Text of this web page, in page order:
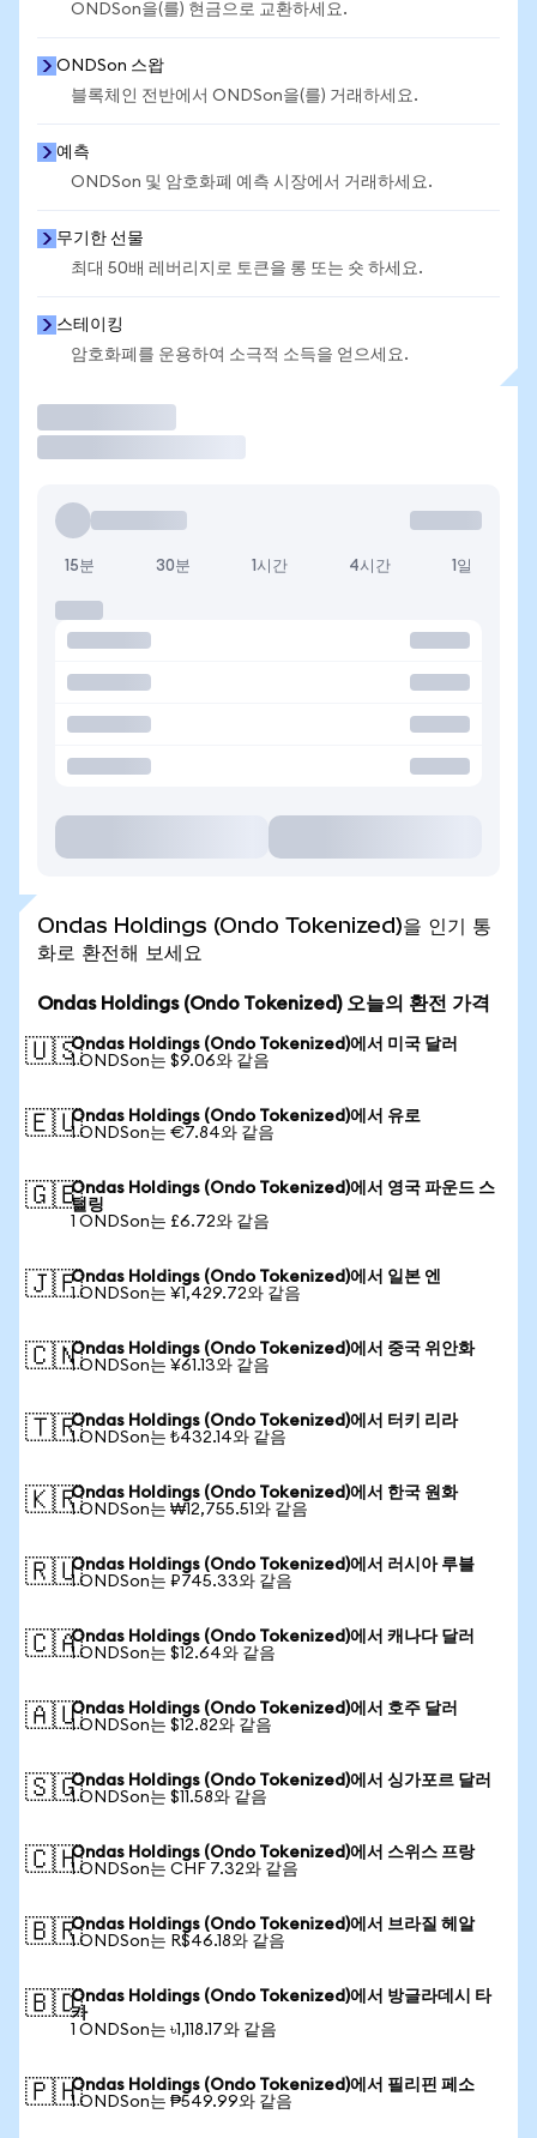
ONDSon을(를) 현금으로 교환하세요.
ONDSon 스왑
블록체인 전반에서 ONDSon을(를) 거래하세요.
예측
ONDSon 및 암호화폐 예측 시장에서 거래하세요.
무기한 선물
최대 50배 레버리지로 토큰을 롱 또는 숏 하세요.
스테이킹
암호화폐를 운용하여 소극적 소득을 얻으세요.
15분 30분 1시간 4시간 1일
Ondas Holdings (Ondo Tokenized)을 인기 통
화로 환전해 보세요
Ondas Holdings (Ondo Tokenized) 오늘의 환전 가격
🇺🇸Ondas Holdings (Ondo Tokenized)에서 미국 달러
1 ONDSon는 $9.06와 같음
🇪🇺Ondas Holdings (Ondo Tokenized)에서 유로
1 ONDSon는 €7.84와 같음
🇬🇧Ondas Holdings (Ondo Tokenized)에서 영국 파운드 스
털링
1 ONDSon는 £6.72와 같음
🇯🇵Ondas Holdings (Ondo Tokenized)에서 일본 엔
1 ONDSon는 ¥1,429.72와 같음
🇨🇳Ondas Holdings (Ondo Tokenized)에서 중국 위안화
1 ONDSon는 ¥61.13와 같음
🇹🇷Ondas Holdings (Ondo Tokenized)에서 터키 리라
1 ONDSon는 ₺432.14와 같음
🇰🇷Ondas Holdings (Ondo Tokenized)에서 한국 원화
1 ONDSon는 ₩12,755.51와 같음
🇷🇺Ondas Holdings (Ondo Tokenized)에서 러시아 루블
1 ONDSon는 ₽745.33와 같음
🇨🇦Ondas Holdings (Ondo Tokenized)에서 캐나다 달러
1 ONDSon는 $12.64와 같음
🇦🇺Ondas Holdings (Ondo Tokenized)에서 호주 달러
1 ONDSon는 $12.82와 같음
🇸🇬Ondas Holdings (Ondo Tokenized)에서 싱가포르 달러
1 ONDSon는 $11.58와 같음
🇨🇭Ondas Holdings (Ondo Tokenized)에서 스위스 프랑
1 ONDSon는 CHF 7.32와 같음
🇧🇷Ondas Holdings (Ondo Tokenized)에서 브라질 헤알
1 ONDSon는 R$46.18와 같음
🇧🇩Ondas Holdings (Ondo Tokenized)에서 방글라데시 타
카
1 ONDSon는 ৳1,118.17와 같음
🇵🇭Ondas Holdings (Ondo Tokenized)에서 필리핀 페소
1 ONDSon는 ₱549.99와 같음